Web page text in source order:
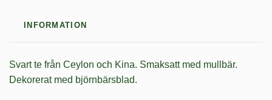
INFORMATION
Svart te från Ceylon och Kina. Smaksatt med mullbär.
Dekorerat med björnbärsblad.